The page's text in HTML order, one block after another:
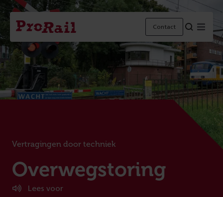
Navigatie
Homepage
ProRail
Contact Menu
Vertragingen door techniek
:
Overwegstoring
Lees voor